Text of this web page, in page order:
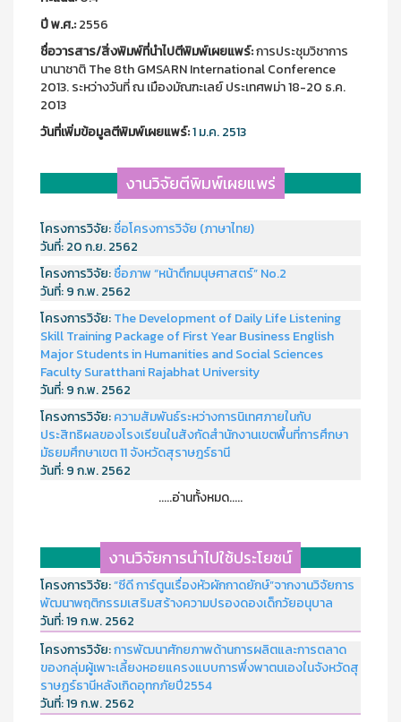
ปี พ.ศ.:2556
ชื่อวารสาร/สิ่งพิมพ์ที่นำไปตีพิมพ์เผยแพร์:การประชุมวิชาการ
นานาชาติ The 8th GMSARN International Conference
2013. ระหว่างวันที่ ณ เมืองมัณฑะเลย์ ประเทศพม่า 18-20 ธ.ค.
2013
วันที่เพิ่มข้อมูลตีพิมพ์เผยแพร์:1 ม.ค. 2513
งานวิจัยตีพิมพ์เผยแพร่
โครงการวิจัย:ชื่อโครงการวิจัย (ภาษาไทย)
วันที่:20 ก.ย. 2562
โครงการวิจัย:ชื่อภาพ “หน้าตึกมนุษศาสตร์” No.2
วันที่:9 ก.พ. 2562
โครงการวิจัย:The Development of Daily Life Listening
Skill Training Package of First Year Business English
Major Students in Humanities and Social Sciences
Faculty Suratthani Rajabhat University
วันที่:9 ก.พ. 2562
โครงการวิจัย:ความสัมพันธ์ระหว่างการนิเทศภายในกับ
ประสิทธิผลของโรงเรียนในสังกัดสำนักงานเขตพื้นที่การศึกษา
มัธยมศึกษาเขต 11 จังหวัดสุราษฎร์ธานี
วันที่:9 ก.พ. 2562
.....อ่านทั้งหมด.....
งานวิจัยการนำไปใช้ประโยชน์
โครงการวิจัย:“ซีดี การ์ตูนเรื่องหัวผักกาดยักษ์”จากงานวิจัยการ
พัฒนาพฤติกรรมเสริมสร้างความปรองดองเด็กวัยอนุบาล
วันที่:19 ก.พ. 2562
โครงการวิจัย:การพัฒนาศักยภาพด้านการผลิตและการตลาด
ของกลุ่มผู้เพาะเลี้ยงหอยแครงแบบการพึ่งพาตนเองในจังหวัดสุ
ราษฏร์ธานีหลังเกิดอุทกภัยปี2554
วันที่:19 ก.พ. 2562